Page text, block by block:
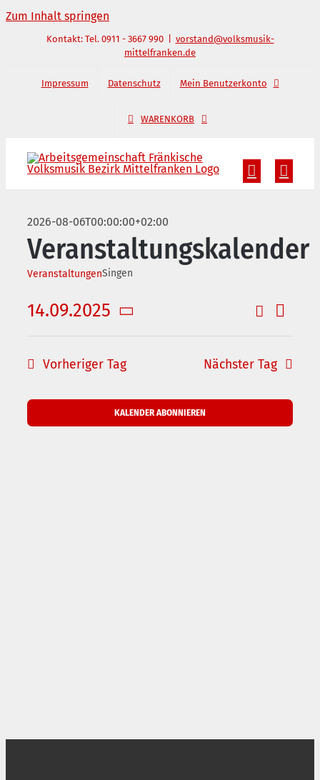
Zum Inhalt springen
Kontakt: Tel. 0911 - 3667 990
vorstand@volksmusik-
mittelfranken.de
Impressum Datenschutz Mein Benutzerkonto
WARENKORB
2026-08-06T00:00:00+02:00
Veranstaltungskalender
VeranstaltungenSingen
und
Suche
Tag
14.09.2025
Vorheriger Tag Nächster Tag
KALENDER ABONNIEREN